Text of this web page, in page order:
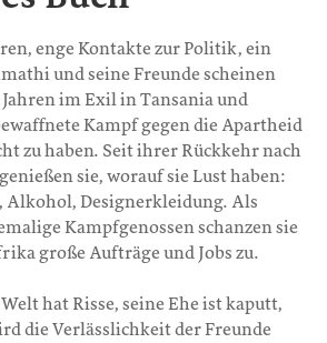
enge Kontakte zur Politik, ein
und seine Freunde scheinen
im Exil in Tansania und
Kampf gegen die Apartheid
zu haben. Seit ihrer Rückkehr nach
sie, worauf sie Lust haben:
Alkohol, Designerkleidung. Als
Kampfgenossen schanzen sie
große Aufträge und Jobs zu.
hat Risse, seine Ehe ist kaputt,
die Verlässlichkeit der Freunde